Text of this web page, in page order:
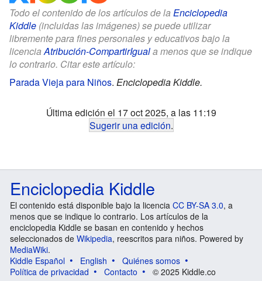
Todo el contenido de los artículos de la Enciclopedia
Kiddle (incluidas las imágenes) se puede utilizar
libremente para fines personales y educativos bajo la
licenciaAtribución-CompartirIguala menos que se indique
lo contrario. Citar este artículo:
Parada Vieja para Niños. Enciclopedia Kiddle.
Última edición el 17 oct 2025, a las 11:19
Sugerir una edición.
Enciclopedia Kiddle
El contenido está disponible bajo la licencia CC BY-SA 3.0, a
menos que se indique lo contrario. Los artículos de la
enciclopedia Kiddle se basan en contenido y hechos
seleccionados de Wikipedia, reescritos para niños. Powered by
MediaWiki.
Kiddle Español
English
Quiénes somos
Política de privacidad
Contacto © 2025 Kiddle.co